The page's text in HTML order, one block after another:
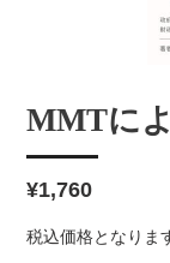
MMTに
通
価
¥1,760
税込価格となりま